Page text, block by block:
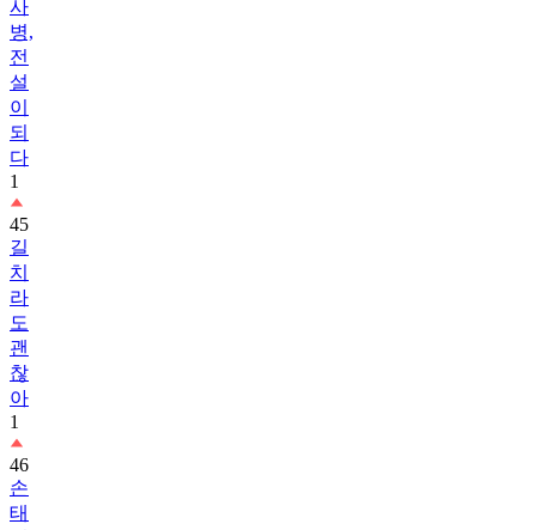
전
설
이
되
다
1
45
길
치
라
도
괜
찮
아
1
46
손
태
진
4